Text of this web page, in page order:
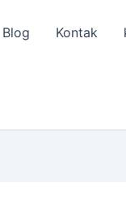
Blog Kontak